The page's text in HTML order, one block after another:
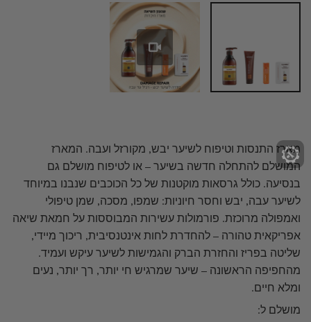
מארז התנסות וטיפוח לשיער יבש, מקורזל ועבה. המארז
המושלם להתחלה חדשה בשיער – או לטיפוח מושלם גם
בנסיעה. כולל גרסאות מוקטנות של כל הכוכבים שנבנו במיוחד
לשיער עבה, יבש וחסר חיוניות: שמפו, מסכה, שמן טיפולי
ואמפולה מרוכזת. פורמולות עשירות המבוססות על חמאת שיאה
אפריקאית טהורה – להחדרת לחות אינטנסיבית, ריכוך מיידי,
שליטה בפריז והחזרת הברק והגמישות לשיער עיקש ועמיד.
מהחפיפה הראשונה – שיער שמרגיש חי יותר, רך יותר, נעים
ומלא חיים.
מושלם ל: